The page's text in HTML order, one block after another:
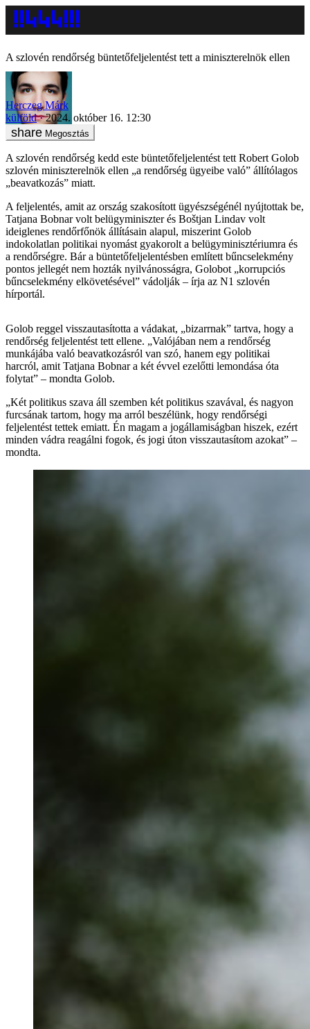
A szlovén rendőrség büntetőfeljelentést tett a miniszterelnök ellen
Herczeg Márk
külföld
2024. október 16. 12:30
Megosztás
A szlovén rendőrség kedd este büntetőfeljelentést tett Robert Golob
szlovén miniszterelnök ellen „a rendőrség ügyeibe való” állítólagos
„beavatkozás” miatt.
A feljelentés, amit az ország szakosított ügyészségénél nyújtottak be,
Tatjana Bobnar volt belügyminiszter és Boštjan Lindav volt
ideiglenes rendőrfőnök állításain alapul, miszerint Golob
indokolatlan politikai nyomást gyakorolt a belügyminisztériumra és
a rendőrségre. Bár a büntetőfeljelentésben említett bűncselekmény
pontos jellegét nem hozták nyilvánosságra, Golobot „korrupciós
bűncselekmény elkövetésével” vádolják – írja az N1 szlovén
hírportál.
Golob reggel visszautasította a vádakat, „bizarrnak” tartva, hogy a
rendőrség feljelentést tett ellene. „Valójában nem a rendőrség
munkájába való beavatkozásról van szó, hanem egy politikai
harcról, amit Tatjana Bobnar a két évvel ezelőtti lemondása óta
folytat” – mondta Golob.
„Két politikus szava áll szemben két politikus szavával, és nagyon
furcsának tartom, hogy ma arról beszélünk, hogy rendőrségi
feljelentést tettek emiatt. Én magam a jogállamiságban hiszek, ezért
minden vádra reagálni fogok, és jogi úton visszautasítom azokat” –
mondta.